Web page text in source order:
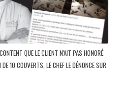
QUE LE CLIENT N'AIT PAS HONORÉ
10 COUVERTS, LE CHEF LE DÉNONCE SUR